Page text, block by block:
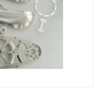
数控机床加工